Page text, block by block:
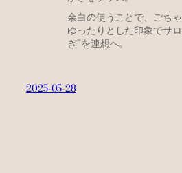
余白の使うことで、ごちゃ
ゆったりとした印象でサ
ぎ”を連想へ。
2025-05-28